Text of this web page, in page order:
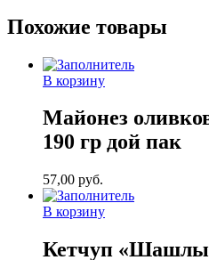
Похожие товары
В корзину
Майонез
190 гр дой пак
57,00 руб.
В корзину
Кетчуп